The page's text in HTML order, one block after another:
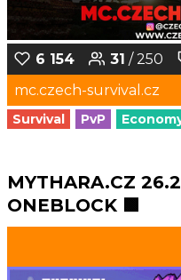
6 154 31 / 250
mc.czech-survival.cz
Survival PvP
MYTHARA.CZ
ONEBLOCK 🟩